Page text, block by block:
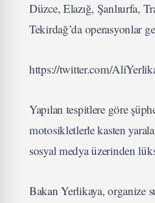
Düzce, Elazığ, Şanlıurfa,
Tekirdağ’da operasyonlar
https://twitter.com/
Yapılan tespitlere göre
motosikletlerle kasten
sosyal medya üzerinden
Bakan Yerlikaya, organize